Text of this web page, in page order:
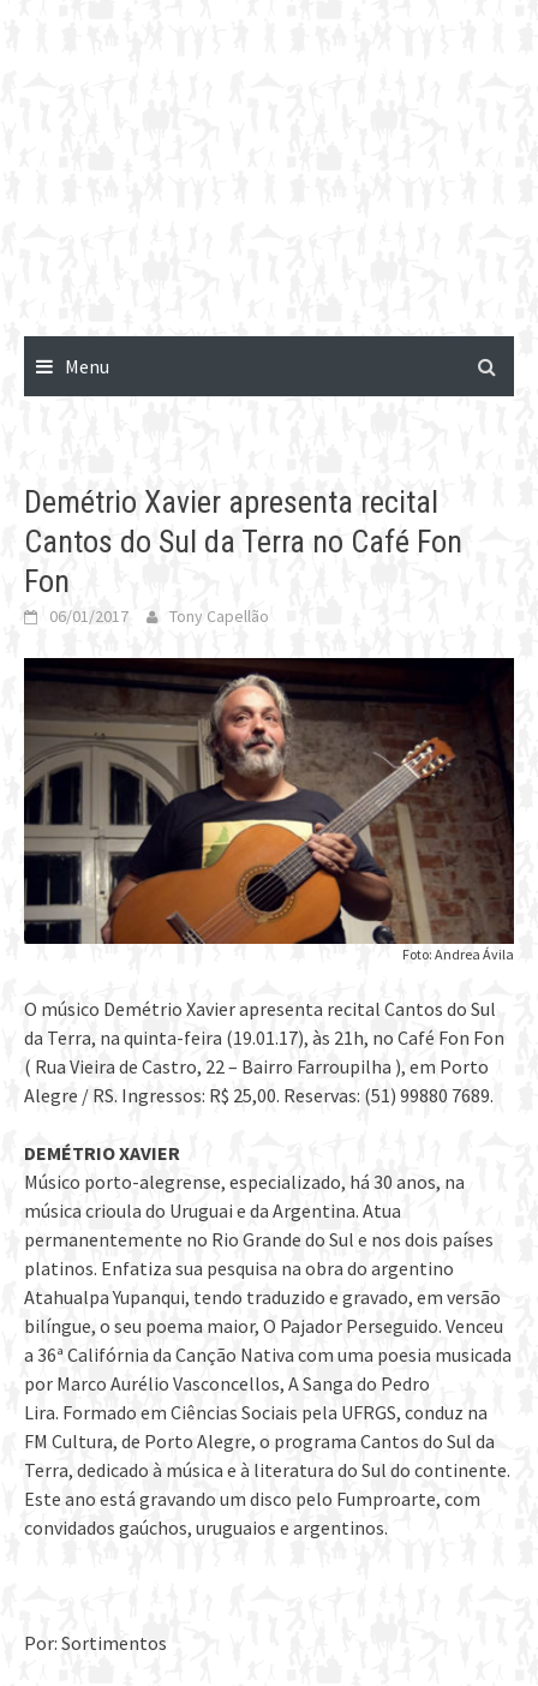
Menu
Demétrio Xavier apresenta recital
Cantos do Sul da Terra no Café Fon
Fon
06/01/2017 Tony Capellão
Foto: Andrea Ávila
O músico Demétrio Xavier apresenta recital Cantos do Sul
da Terra, na quinta-feira (19.01.17), às 21h, no Café Fon Fon
( Rua Vieira de Castro, 22 – Bairro Farroupilha ), em Porto
Alegre / RS. Ingressos: R$ 25,00. Reservas: (51) 99880 7689.
DEMÉTRIO XAVIER
Músico porto-alegrense, especializado, há 30 anos, na
música crioula do Uruguai e da Argentina. Atua
permanentemente no Rio Grande do Sul e nos dois países
platinos. Enfatiza sua pesquisa na obra do argentino
Atahualpa Yupanqui, tendo traduzido e gravado, em versão
bilíngue, o seu poema maior, O Pajador Perseguido. Venceu
a 36ª Califórnia da Canção Nativa com uma poesia musicada
por Marco Aurélio Vasconcellos, A Sanga do Pedro
Lira. Formado em Ciências Sociais pela UFRGS, conduz na
FM Cultura, de Porto Alegre, o programa Cantos do Sul da
Terra, dedicado à música e à literatura do Sul do continente.
Este ano está gravando um disco pelo Fumproarte, com
convidados gaúchos, uruguaios e argentinos.
Por: Sortimentos